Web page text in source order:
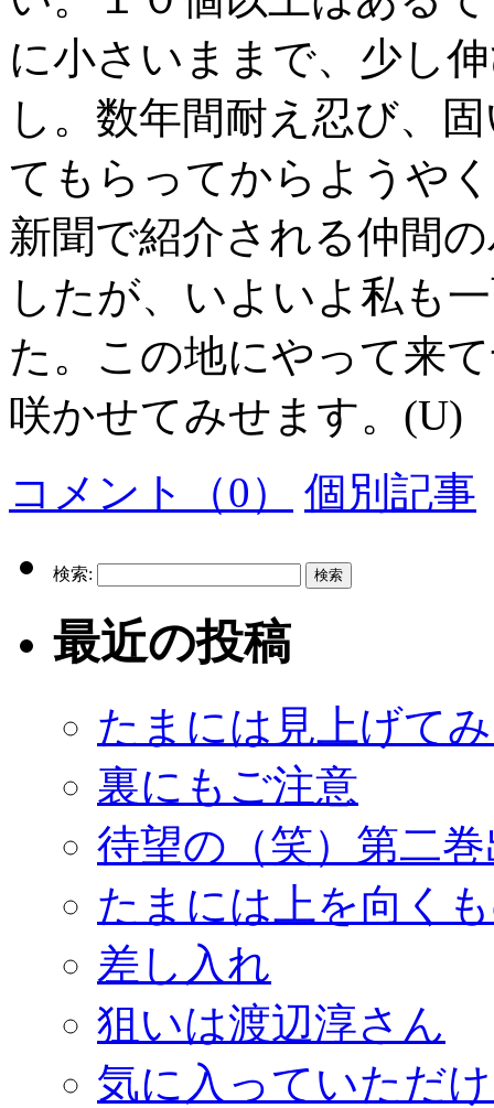
に小さいままで、少し
し。数年間耐え忍び、
てもらってからようや
新聞で紹介される仲間
したが、いよいよ私も
た。この地にやって来
咲かせてみせます。(U)
コメント（0）
個別記事
検索:
最近の投稿
たまには見上げて
裏にもご注意
待望の（笑）第二
たまには上を向く
差し入れ
狙いは渡辺淳さん
気に入っていただ